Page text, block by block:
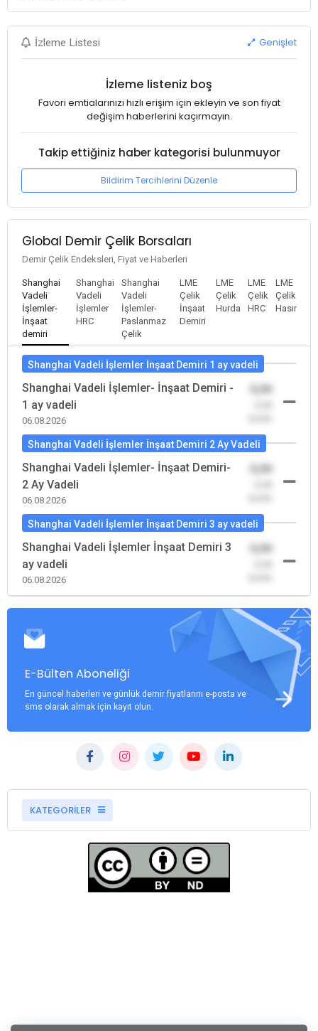
İzleme Listesi Genişlet
İzleme listeniz boş
Favori emtialarınızı hızlı erişim için ekleyin ve son fiyat
değişim haberlerini kaçırmayın.
Takip ettiğiniz haber kategorisi bulunmuyor
Bildirim Tercihlerini Düzenle
Global Demir Çelik Borsaları
Demir Çelik Endeksleri, Fiyat ve Haberleri
Shanghai
Vadeli
İşlemler-
İnşaat
demiri
Shanghai
Vadeli
İşlemler
HRC
Shanghai
Vadeli
İşlemler-
Paslanmaz
Çelik
LME
Çelik
İnşaat
Demiri
LME
Çelik
Hurda
LME
Çelik
HRC
LME
Çelik
Hasır
Shanghai Vadeli İşlemler İnşaat Demiri 1 ay vadeli
Shanghai Vadeli İşlemler- İnşaat Demiri -
1 ay vadeli
06.08.2026
0,00
Shanghai Vadeli İşlemler İnşaat Demiri 2 Ay Vadeli
Shanghai Vadeli İşlemler- İnşaat Demiri-
2 Ay Vadeli
06.08.2026
0,00
Shanghai Vadeli İşlemler İnşaat Demiri 3 ay vadeli
Shanghai Vadeli İşlemler İnşaat Demiri 3
ay vadeli
06.08.2026
0,00
E-Bülten Aboneliği
En güncel haberleri ve günlük demir fiyatlarını e-posta ve
sms olarak almak için kayıt olun.
KATEGORİLER